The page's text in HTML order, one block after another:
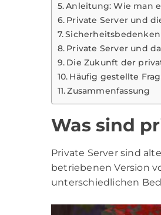
Anleitung: Wie man
Private Server und
Private Server und
Die Zukunft der
Häufig gestellte
Zusammenfassung
Was sind
Private Server sind
betriebenen Version
unterschiedlichen